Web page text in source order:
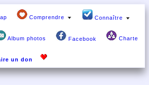
Comprendre Connaître
Album photos Facebook Charte
un don